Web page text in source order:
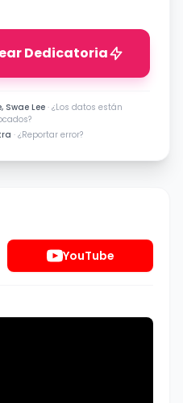
Dedicatoria
Swae Lee · ¿Los datos están
· ¿Reportar error?
YouTube